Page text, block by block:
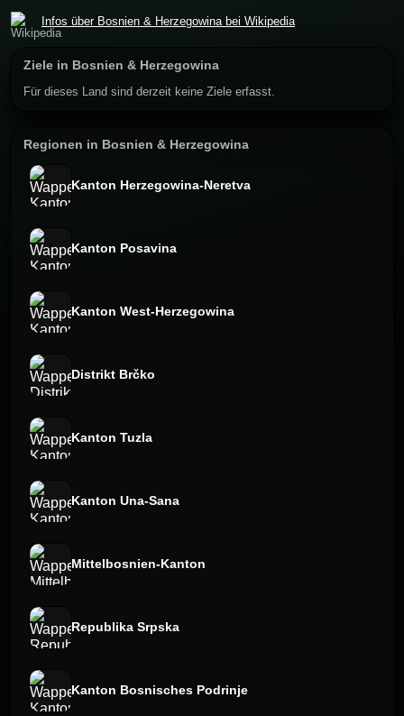
Infos über Bosnien & Herzegowina bei Wikipedia
Ziele in Bosnien & Herzegowina
Für dieses Land sind derzeit keine Ziele erfasst.
Regionen in Bosnien & Herzegowina
Kanton Herzegowina-Neretva
Kanton Posavina
Kanton West-Herzegowina
Distrikt Brčko
Kanton Tuzla
Kanton Una-Sana
Mittelbosnien-Kanton
Republika Srpska
Kanton Bosnisches Podrinje